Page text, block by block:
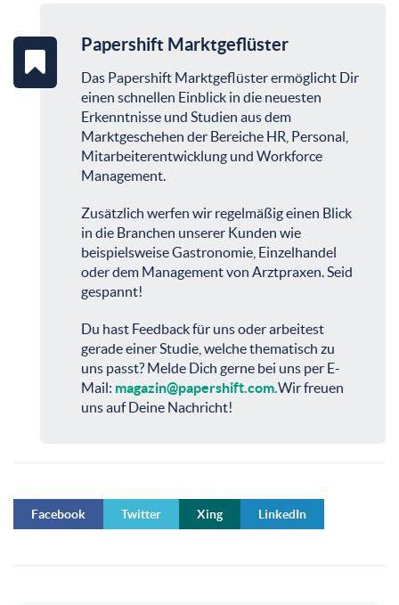
Papershift Marktgeflüster
Das Papershift Marktgeflüster ermöglicht Dir
einen schnellen Einblick in die neuesten
Erkenntnisse und Studien aus dem
Marktgeschehen der Bereiche HR, Personal,
Mitarbeiterentwicklung und Workforce
Management.
Zusätzlich werfen wir regelmäßig einen Blick
in die Branchen unserer Kunden wie
beispielsweise Gastronomie, Einzelhandel
oder dem Management von Arztpraxen. Seid
gespannt!
Du hast Feedback für uns oder arbeitest
gerade einer Studie, welche thematisch zu
uns passt? Melde Dich gerne bei uns per E-
Mail: magazin@papershift.com.Wir freuen
uns auf Deine Nachricht!
Facebook Twitter Xing LinkedIn